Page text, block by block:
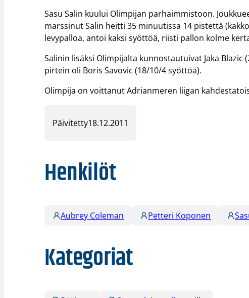
Sasu Salin kuului Olimpijan parhaimmistoon.
marssinut Salin heitti 35 minuutissa 14 pistettä
levypalloa, antoi kaksi syöttöä, riisti pallon kolme
Salinin lisäksi Olimpijalta kunnostautuivat Jaka
pirtein oli Boris Savovic (18/10/4 syöttöä).
Olimpija on voittanut Adrianmeren liigan
Päivitetty18.12.2011
Henkilöt
Aubrey Coleman Petteri Koponen
Kategoriat